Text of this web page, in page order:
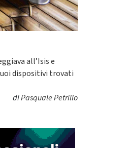
all’Isis e
dispositivi trovati
diPasquale Petrillo